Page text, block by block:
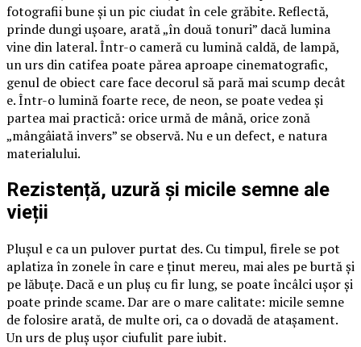
fotografii bune și un pic ciudat în cele grăbite. Reflectă,
prinde dungi ușoare, arată „în două tonuri” dacă lumina
vine din lateral. Într-o cameră cu lumină caldă, de lampă,
un urs din catifea poate părea aproape cinematografic,
genul de obiect care face decorul să pară mai scump decât
e. Într-o lumină foarte rece, de neon, se poate vedea și
partea mai practică: orice urmă de mână, orice zonă
„mângâiată invers” se observă. Nu e un defect, e natura
materialului.
Rezistență, uzură și micile semne ale
vieții
Plușul e ca un pulover purtat des. Cu timpul, firele se pot
aplatiza în zonele în care e ținut mereu, mai ales pe burtă și
pe lăbuțe. Dacă e un pluș cu fir lung, se poate încâlci ușor și
poate prinde scame. Dar are o mare calitate: micile semne
de folosire arată, de multe ori, ca o dovadă de atașament.
Un urs de pluș ușor ciufulit pare iubit.